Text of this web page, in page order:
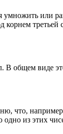
или
корнем
В общем виде
что,
одно из этих